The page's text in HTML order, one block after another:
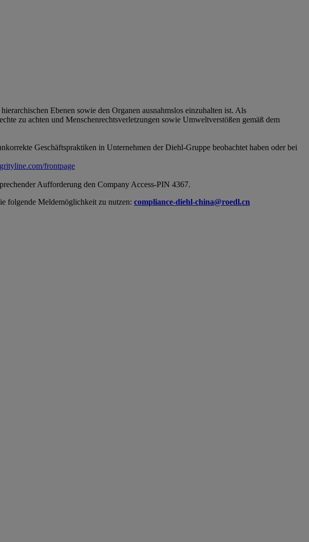
Ebenen sowie den Organen ausnahmslos einzuhalten ist. Als
zu achten und Menschenrechtsverletzungen sowie Umweltverstößen gemäß dem
Geschäftspraktiken in Unternehmen der Diehl-Gruppe beobachtet haben oder bei
frontpage
Aufforderung den Company Access-PIN 4367.
folgende Meldemöglichkeit zu nutzen: compliance-diehl-china@roedl.cn